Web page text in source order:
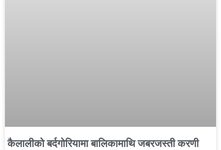
कैलालीको बर्दगोरियामा बालिकामाथि जबरजस्ती करणी